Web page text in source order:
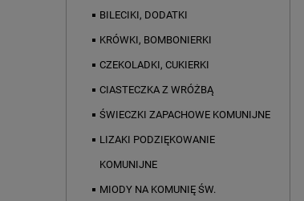
BILECIKI, DODATKI
KRÓWKI, BOMBONIERKI
CZEKOLADKI, CUKIERKI
CIASTECZKA Z WRÓŻBĄ
ŚWIECZKI ZAPACHOWE KOMUNIJNE
LIZAKI PODZIĘKOWANIE
KOMUNIJNE
MIODY NA KOMUNIĘ ŚW.